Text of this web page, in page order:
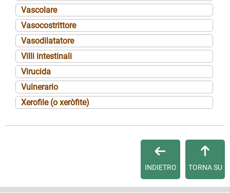
Vascolare
Vasocostrittore
Vasodilatatore
Villi intestinali
Virucida
Vulnerario
Xerofile (o xeròfite)
TORNA SU
INDIETRO